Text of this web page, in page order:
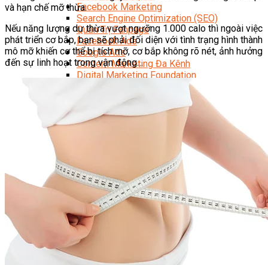
Facebook Marketing
Search Engine Optimization (SEO)
Quản Trị Fanpage
Facebook Ads
Google Ads
Content Marketing Đa Kênh
Digital Marketing Foundation
Adobe Photoshop – Illustrator
Marketing Online Ngành F&B
Marketing Online Ngành Chăm Sóc Sắc Đẹp
Chuyên Đề Digital Marketing
Media Production
Chuyên Viên Tổ Chức Sự Kiện
Truyền Thông Đa Phương Tiện
Media Production
Nhiếp Ảnh Thương Mại
Sản Xuất Phim Kỹ Thuật Số
Biên Tập Video Cơ Bản Với Capcut
Dựng Phim Cơ Bản Với Adobe Premiere Pro
Kỹ Thuật Viên Xoa Bóp Ấn Huyệt Trị Liệu
Chăm Sóc Người Cao Tuổi
và hạn chế mỡ thừa.
Nếu năng lượng dư thừa vượt ngưỡng 1.000 calo thì ngoài việc
phát triển cơ bắp, bạn sẽ phải đối diện với tình trạng hình thành
mô mỡ khiến cơ thể bị tích mỡ, cơ bắp không rõ nét, ảnh hưởng
đến sự linh hoạt trong vận động…